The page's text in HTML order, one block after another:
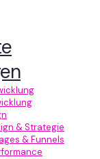
& Strategie
& Funnels
in